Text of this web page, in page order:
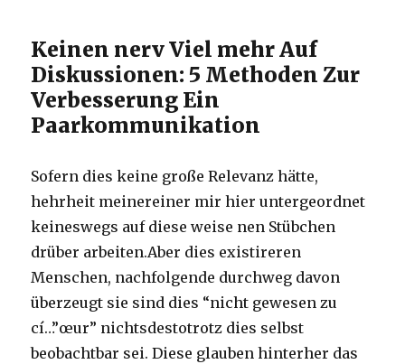
Keinen nerv Viel mehr Auf
Diskussionen: 5 Methoden Zur
Verbesserung Ein
Paarkommunikation
Sofern dies keine große Relevanz hätte,
hehrheit meinereiner mir hier untergeordnet
keineswegs auf diese weise nen Stübchen
drüber arbeiten.Aber dies existireren
Menschen, nachfolgende durchweg davon
überzeugt sie sind dies “nicht gewesen zu
cí…”œur” nichtsdestotrotz dies selbst
beobachtbar sei. Diese glauben hinterher das